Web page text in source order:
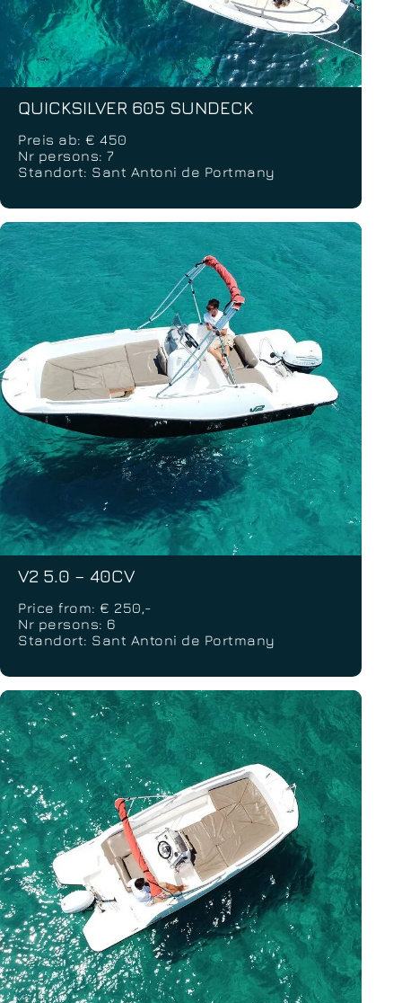
QUICKSILVER 605 SUNDECK
Preis ab: € 450
Nr persons: 7
Standort: Sant Antoni de Portmany
V2 5.0 – 40CV
Price from: € 250,-
Nr persons: 6
Standort: Sant Antoni de Portmany